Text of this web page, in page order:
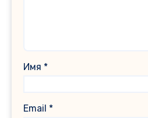
Имя *
Email *